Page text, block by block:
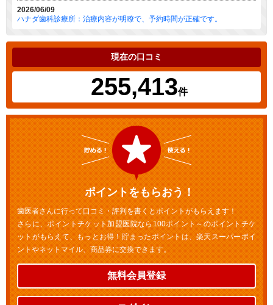
2026/06/09
ハナダ歯科診療所：治療内容が明瞭で、予約時間が正確です。
現在の口コミ
255,413件
ポイントをもらおう！
歯医者さんに行って口コミ・評判を書くとポイントがもらえます！
さらに、ポイントチケット加盟医院なら100ポイント～のポイントチケ
ットがもらえて、もっとお得！貯まったポイントは、楽天スーパーポイ
ントやネットマイル、商品券に交換できます。
無料会員登録